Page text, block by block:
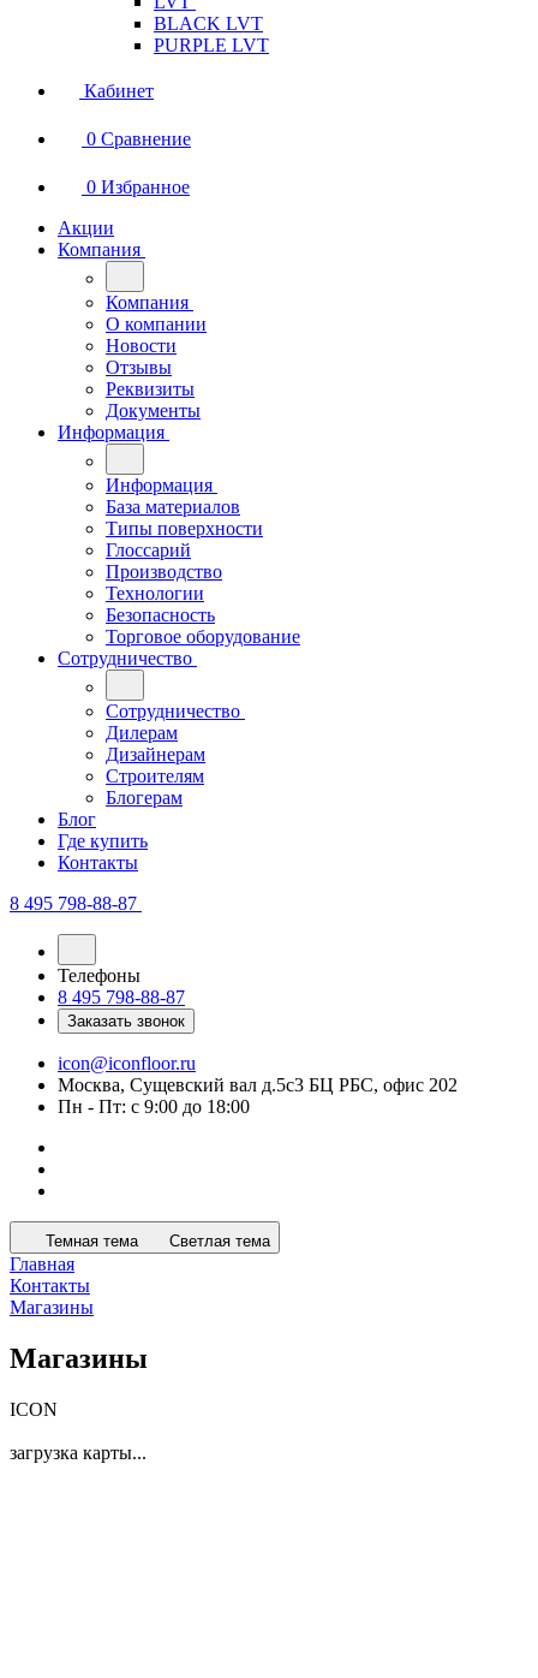
BLACK LVT
PURPLE LVT
Кабинет
0 Сравнение
0 Избранное
Акции
Компания
Компания
О компании
Новости
Отзывы
Реквизиты
Документы
Информация
Информация
База материалов
Типы поверхности
Глоссарий
Производство
Технологии
Безопасность
Торговое оборудование
Сотрудничество
Сотрудничество
Дилерам
Дизайнерам
Строителям
Блогерам
Блог
Где купить
Контакты
8 495 798-88-87
Телефоны
8 495 798-88-87
Заказать звонок
icon@iconfloor.ru
Москва, Сущевский вал д.5с3 БЦ РБС, офис 202
Пн - Пт: с 9:00 до 18:00
Темная тема Светлая тема
Главная
Контакты
Магазины
Магазины
ICON
загрузка карты...